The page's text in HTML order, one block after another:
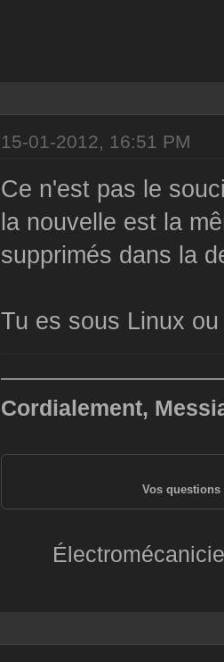
15-01-2012, 16:51 PM
Ce n'est pas le
la nouvelle est la
supprimés dans la
Tu es sous Linux
Cordialement,
Vos questions